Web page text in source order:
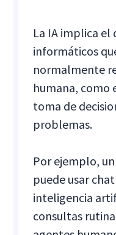
La IA implica el
informáticos
normalmente
humana, como
toma de
problemas.
Por ejemplo,
puede usar
inteligencia
consultas